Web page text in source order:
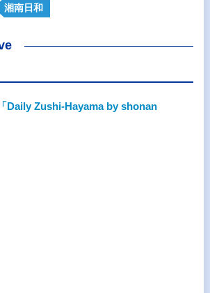
湘南日和
Daily Zushi-Hayama by shonan